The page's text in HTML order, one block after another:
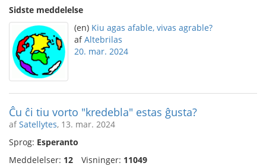
Sidste meddelelse
(en) Kiu agas afable, vivas agrable?
afAltebrilas
20. mar. 2024
Ĉu ĉi tiu vorto "kredebla" estas ĝusta?
afSatellytes, 13. mar. 2024
Sprog: Esperanto
Meddelelser: 12 Visninger: 11049